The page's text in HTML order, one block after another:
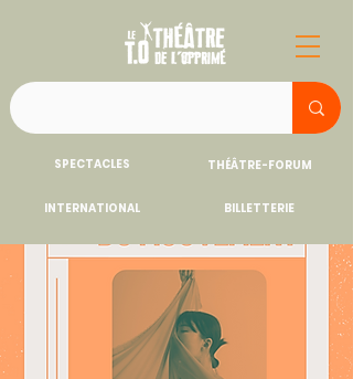
SPECTACLES THÉÂTRE-FORUM
INTERNATIONAL BILLETTERIE